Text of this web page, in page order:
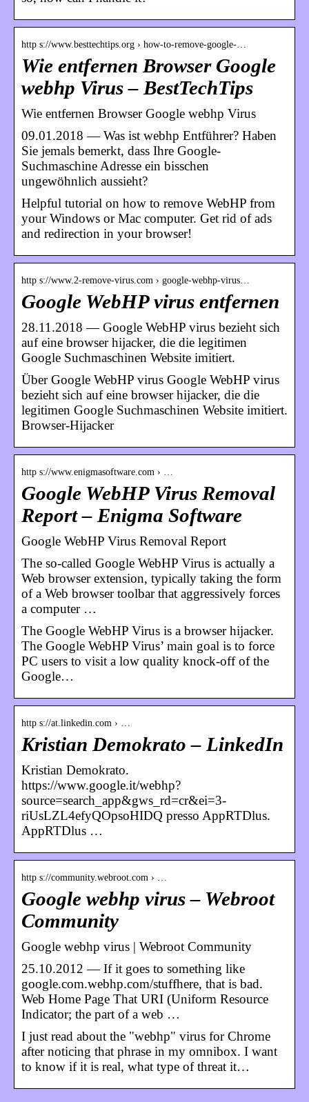
http s://www.besttechtips.org › how-to-remove-google-…
Wie entfernen Browser Google
webhp Virus – BestTechTips
Wie entfernen Browser Google webhp Virus
09.01.2018 — Was ist webhp Entführer? Haben
Sie jemals bemerkt, dass Ihre Google-
Suchmaschine Adresse ein bisschen
ungewöhnlich aussieht?
Helpful tutorial on how to remove WebHP from
your Windows or Mac computer. Get rid of ads
and redirection in your browser!
http s://www.2-remove-virus.com › google-webhp-virus…
Google WebHP virus entfernen
28.11.2018 — Google WebHP virus bezieht sich
auf eine browser hijacker, die die legitimen
Google Suchmaschinen Website imitiert.
Über Google WebHP virus Google WebHP virus
bezieht sich auf eine browser hijacker, die die
legitimen Google Suchmaschinen Website imitiert.
Browser-Hijacker
http s://www.enigmasoftware.com › …
Google WebHP Virus Removal
Report – Enigma Software
Google WebHP Virus Removal Report
The so-called Google WebHP Virus is actually a
Web browser extension, typically taking the form
of a Web browser toolbar that aggressively forces
a computer …
The Google WebHP Virus is a browser hijacker.
The Google WebHP Virus’ main goal is to force
PC users to visit a low quality knock-off of the
Google…
http s://at.linkedin.com › …
Kristian Demokrato – LinkedIn
Kristian Demokrato.
https://www.google.it/webhp?
source=search_app&gws_rd=cr&ei=3-
riUsLZL4efyQOpsoHIDQ presso AppRTDlus.
AppRTDlus …
http s://community.webroot.com › …
Google webhp virus – Webroot
Community
Google webhp virus | Webroot Community
25.10.2012 — If it goes to something like
google.com.webhp.com/stuffhere, that is bad.
Web Home Page That URI (Uniform Resource
Indicator; the part of a web …
I just read about the "webhp" virus for Chrome
after noticing that phrase in my omnibox. I want
to know if it is real, what type of threat it…